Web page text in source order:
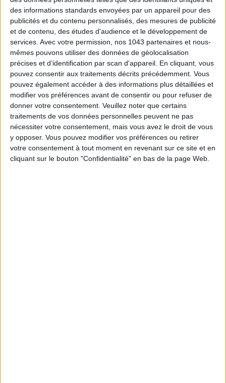
des informations standards envoyées par un appareil pour des
publicités et du contenu personnalisés, des mesures de publicité
et de contenu, des études d'audience et le développement de
services. Avec votre permission, nos 1043 partenaires et nous-
mêmes pouvons utiliser des données de géolocalisation
précises et d’identification par scan d'appareil. En cliquant, vous
pouvez consentir aux traitements décrits précédemment. Vous
pouvez également accéder à des informations plus détaillées et
modifier vos préférences avant de consentir ou pour refuser de
donner votre consentement. Veuillez noter que certains
traitements de vos données personnelles peuvent ne pas
nécessiter votre consentement, mais vous avez le droit de vous
y opposer. Vous pouvez modifier vos préférences ou retirer
votre consentement à tout moment en revenant sur ce site et en
cliquant sur le bouton "Confidentialité" en bas de la page Web.
Ces lunettes de skiAlain Afflelou, à la fois
futuristesde par leurdesignmais aussi
ultra-innovantes avec la possibilité de
changer d’écran selon la météo, sont des
indispensables au ski ! Le plus ?Elles sont
adaptables à la vue grâce à un insert
optique.